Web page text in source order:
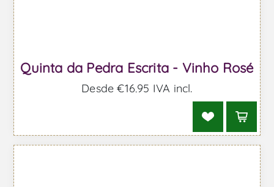
Quinta da Pedra Escrita - Vinho Rosé
Desde €16,95 IVA incl.